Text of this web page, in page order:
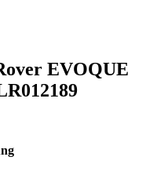
EVOQUE